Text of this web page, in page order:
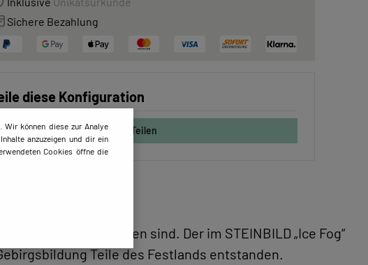
Sichere Bezahlung
diese Konfiguration
Teilen
Farbtönen zu sehen sind. Der im STEINBILD „Ice Fog“
Teile des Festlands entstanden.
Wir können diese zur Analye
anzuzeigen und dir ein
Cookies öffne die